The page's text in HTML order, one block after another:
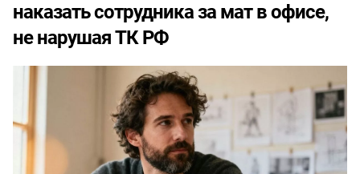
наказать сотрудника за мат в офисе,
не нарушая ТК РФ